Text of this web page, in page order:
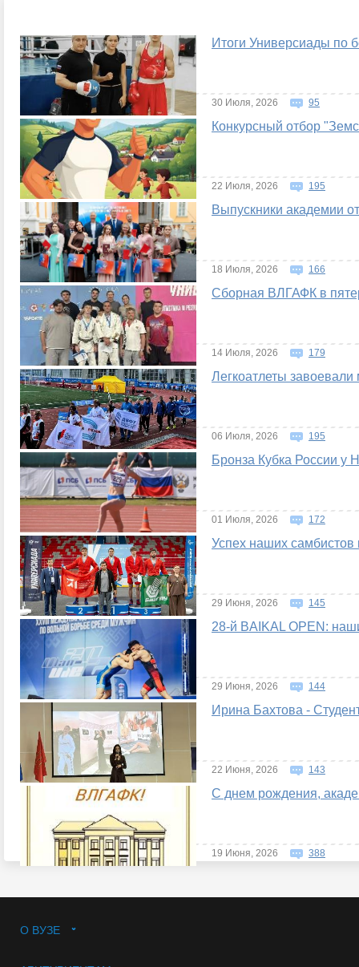
Итоги Универсиады по
30 Июля, 2026 95
Конкурсный отбор
22 Июля, 2026 195
Выпускники академии
18 Июля, 2026 166
Сборная ВЛГАФК в
14 Июля, 2026 179
Легкоатлеты
06 Июля, 2026 195
Бронза Кубка России у
01 Июля, 2026 172
Успех наших самбистов
29 Июня, 2026 145
28-й BAIKAL OPEN:
29 Июня, 2026 144
Ирина Бахтова -
22 Июня, 2026 143
С днем рождения,
19 Июня, 2026 388
О ВУЗЕ